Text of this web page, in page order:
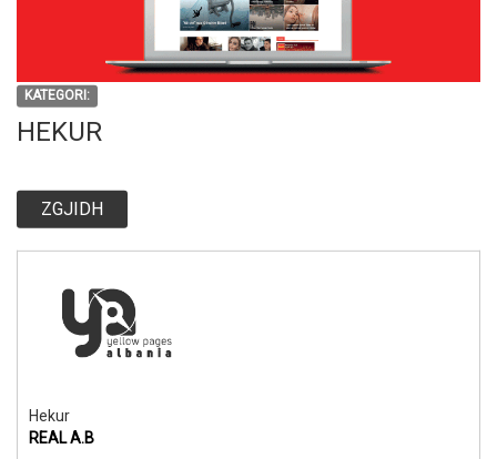
KATEGORI:
HEKUR
ZGJIDH
Hekur
REAL A.B